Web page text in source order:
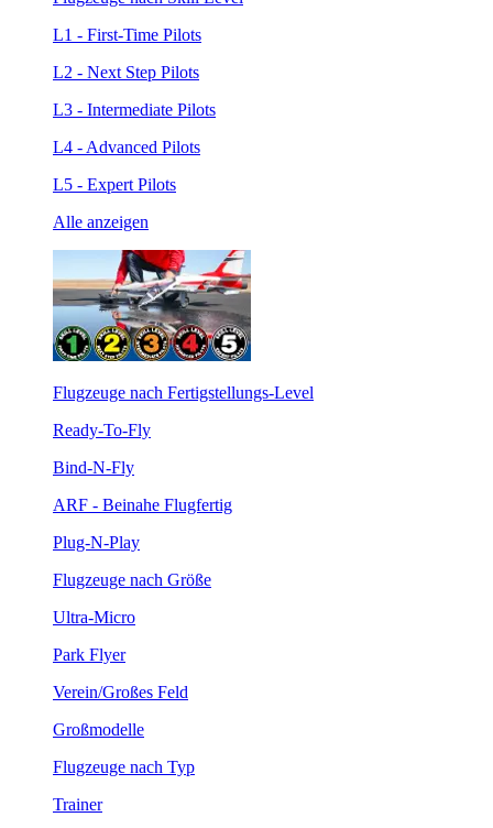
L1 - First-Time Pilots
L2 - Next Step Pilots
L3 - Intermediate Pilots
L4 - Advanced Pilots
L5 - Expert Pilots
Alle anzeigen
Flugzeuge nach Fertigstellungs-Level
Ready-To-Fly
Bind-N-Fly
ARF - Beinahe Flugfertig
Plug-N-Play
Flugzeuge nach Größe
Ultra-Micro
Park Flyer
Verein/Großes Feld
Großmodelle
Flugzeuge nach Typ
Trainer